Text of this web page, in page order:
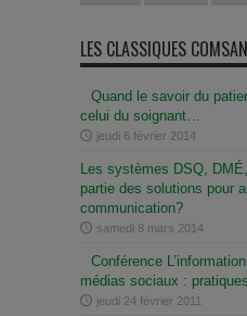
LES CLASSIQUES
Quand le savoir du
celui du soignant…
jeudi 6 février 2014
Les systèmes DSQ,
partie des solutions pour
communication?
samedi 8 mars 2014
Conférence
médias sociaux :
jeudi 24 février 2011